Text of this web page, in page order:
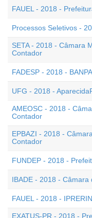
FAUEL - 2018 -
Processos Seletivos -
SETA - 2018 - Câmara
Contador
FADESP - 2018 -
UFG - 2018 -
AMEOSC - 2018 -
Contador
EPBAZI - 2018 -
Contador
FUNDEP - 2018 -
IBADE - 2018 -
FAUEL - 2018 -
EXATUS-PR - 2018 -